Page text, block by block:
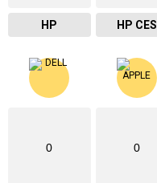
HP HP CES
0 0